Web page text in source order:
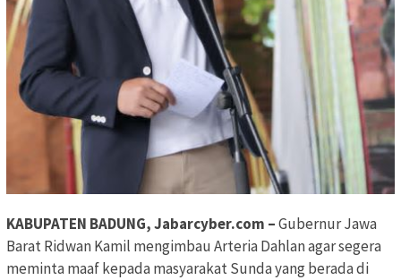
KABUPATEN BADUNG, Jabarcyber.com –Gubernur Jawa
Barat Ridwan Kamil mengimbau Arteria Dahlan agar segera
meminta maaf kepada masyarakat Sunda yang berada di